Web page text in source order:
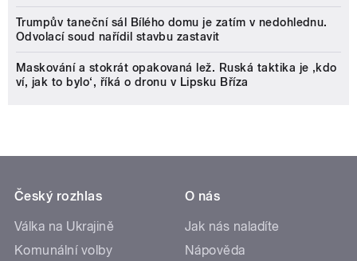
Trumpův taneční sál Bílého domu je zatím v nedohlednu.
Odvolací soud nařídil stavbu zastavit
Maskování a stokrát opakovaná lež. Ruská taktika je ‚kdo
ví, jak to bylo‘, říká o dronu v Lipsku Bříza
Český rozhlas
Válka na Ukrajině
Komunální volby
O nás
Jak nás naladíte
Nápověda